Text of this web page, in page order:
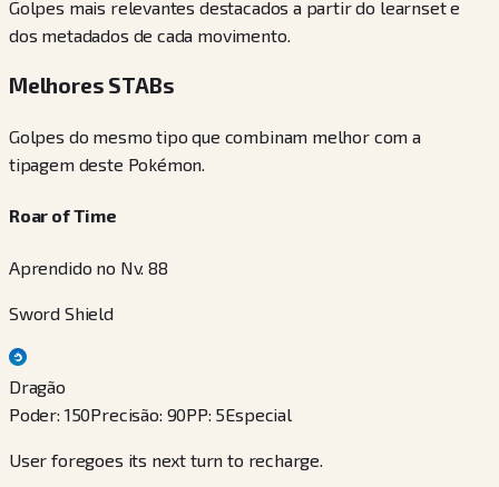
Golpes mais relevantes destacados a partir do learnset e
dos metadados de cada movimento.
Melhores STABs
Golpes do mesmo tipo que combinam melhor com a
tipagem deste Pokémon.
Roar of Time
Aprendido no Nv. 88
Sword Shield
Dragão
Poder: 150Precisão: 90PP: 5Especial
User foregoes its next turn to recharge.